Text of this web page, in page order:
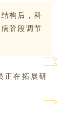
构后，科
阶段调节
正在拓展研